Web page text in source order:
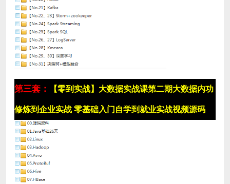
第三套： 【零到实战】大数据实战课第二期大数据内功
修炼到企业实战 零基础入门自学到就业实战视频源码